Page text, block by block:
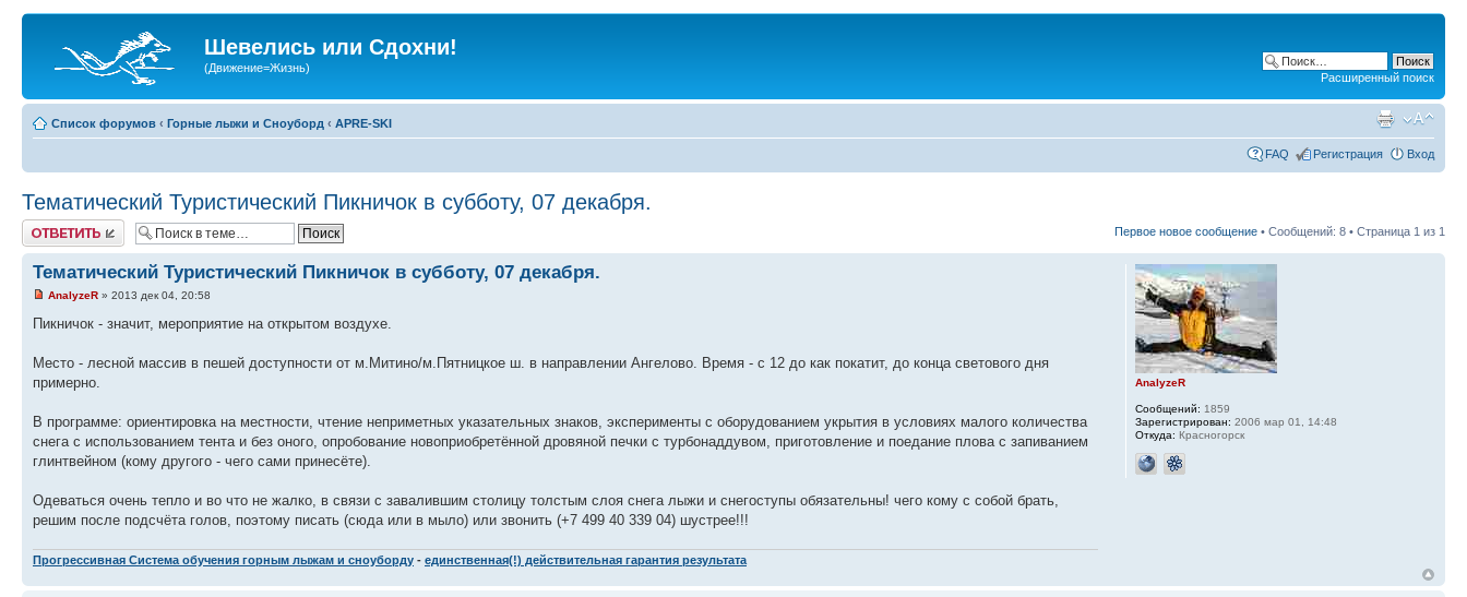
Шевелись или Сдохни!
(Движение=Жизнь)
Расширенный поиск
Список форумов ‹ Горные лыжи и Сноуборд ‹ APRE-SKI
FAQ Регистрация Вход
Тематический Туристический Пикничок в субботу, 07 декабря.
Ответить Первое новое сообщение • Сообщений: 8 • Страница 1 из 1
Тематический Туристический Пикничок в субботу, 07 декабря.
AnalyzeR » 2013 дек 04, 20:58
Пикничок - значит, мероприятие на открытом воздухе.
Место - лесной массив в пешей доступности от м.Митино/м.Пятницкое ш. в направлении Ангелово. Время - с 12 до как покатит, до конца светового дня
примерно.
В программе: ориентировка на местности, чтение неприметных указательных знаков, эксперименты с оборудованием укрытия в условиях малого количества
снега с использованием тента и без оного, опробование новоприобретённой дровяной печки с турбонаддувом, приготовление и поедание плова с запиванием
глинтвейном (кому другого - чего сами принесёте).
Одеваться очень тепло и во что не жалко, в связи с завалившим столицу толстым слоя снега лыжи и снегоступы обязательны! чего кому с собой брать,
решим после подсчёта голов, поэтому писать (сюда или в мыло) или звонить (+7 499 40 339 04) шустрее!!!
Прогрессивная Система обучения горным лыжам и сноуборду - единственная(!) действительная гарантия результата
AnalyzeR
Сообщений: 1859
Зарегистрирован: 2006 мар 01, 14:48
Откуда: Красногорск